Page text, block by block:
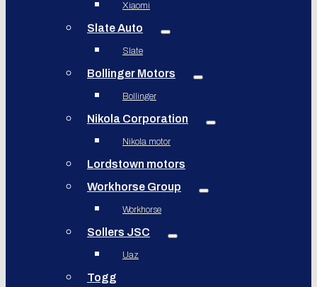
Xiaomi
Slate Auto
Slate
Bollinger Motors
Bollinger
Nikola Corporation
Nikola motor
Lordstown motors
Workhorse Group
Workhorse
Sollers JSC
Uaz
Togg